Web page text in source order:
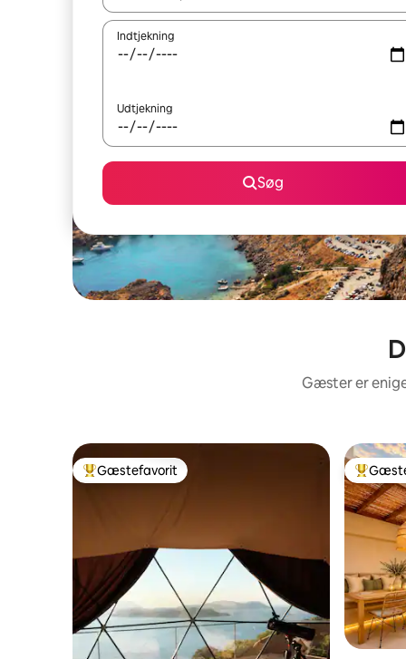
Indtjekning
Udtjekning
Søg
Gæster er
Bedste gæstefavorit
Gæstefavorit Bedste